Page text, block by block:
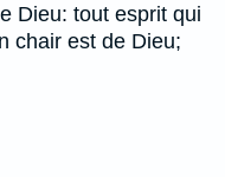
Dieu: tout esprit qui
chair est de Dieu;